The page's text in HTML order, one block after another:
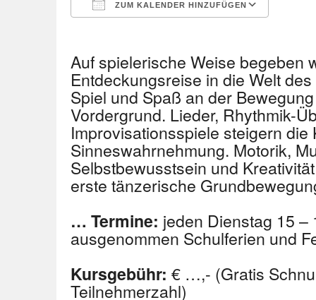
ZUM KALENDER HINZUFÜGEN
Auf spielerische Weise begeben
Entdeckungsreise in die Welt
Spiel und Spaß an der
Vordergrund. Lieder, Rhythmik-
Improvisationsspiele steigern die
Sinneswahrnehmung. Motorik,
Selbstbewusstsein und
erste tänzerische
… Termine: jeden Dienstag 15 –
ausgenommen Schulferien und
Kursgebühr: € …,- (Gratis
Teilnehmerzahl)